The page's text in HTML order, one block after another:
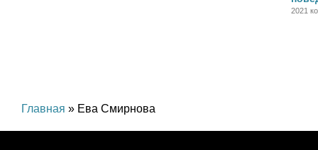
2021
Главная » Ева Смирнова